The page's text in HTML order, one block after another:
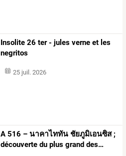
Insolite 26 ter - jules verne et les
negritos
25 juil. 2026
A 516 – นาคาไททัน ชัยภูมิเอนซิส;
découverte du plus grand des…